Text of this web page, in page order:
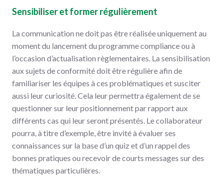
Sensibiliser et former régulièrement
La communication ne doit pas être réalisée uniquement au
moment du lancement du programme compliance ou à
l’occasion d’actualisation règlementaires. La sensibilisation
aux sujets de conformité doit être régulière afin de
familiariser les équipes à ces problématiques et susciter
aussi leur curiosité. Cela leur permettra également de se
questionner sur leur positionnement par rapport aux
différents cas qui leur seront présentés. Le collaborateur
pourra, à titre d’exemple, être invité à évaluer ses
connaissances sur la base d’un quiz et d’un rappel des
bonnes pratiques ou recevoir de courts messages sur des
thématiques particulières.